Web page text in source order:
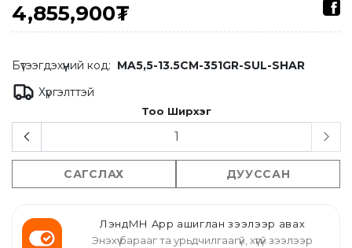
4,855,900₮
Бүтээгдэхүүний код: MA5,5-13.5CM-351GR-SUL-SHAR
Хүргэлттэй
Тоо Ширхэг
САГСЛАХ ДУУССАН
ЛэндМН App ашиглан зээлээр авах
Энэхүү барааг та урьдчилгаагүй, хүүгүй зээлээр